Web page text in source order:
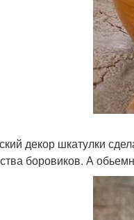
декор шкатулки
боровиков. А